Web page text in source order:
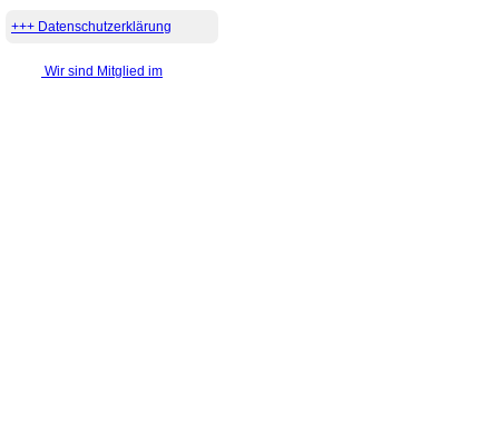
+++ Datenschutzerklärung
Wir sind Mitglied im